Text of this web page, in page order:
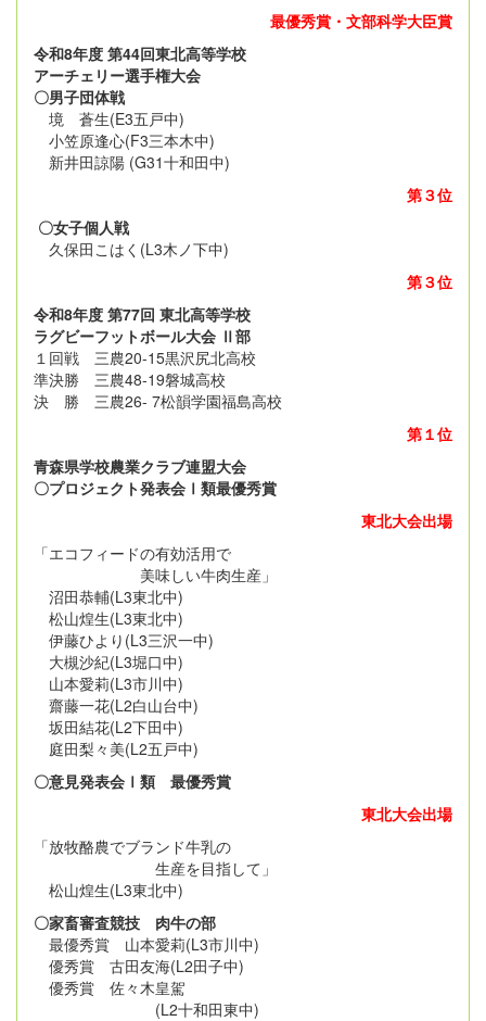
最優秀賞・文部科学大臣賞
令和8年度 第44回東北高等学校
アーチェリー選手権大会
〇男子団体戦
境 蒼生(E3五戸中)
小笠原逢心(F3三本木中)
新井田諒陽 (G31十和田中)
第３位
〇女子個人戦
久保田こはく(L3木ノ下中)
第３位
令和8年度 第77回 東北高等学校
ラグビーフットボール大会 Ⅱ部
１回戦 三農20-15黒沢尻北高校
準決勝 三農48-19磐城高校
決 勝 三農26- 7松韻学園福島高校
第１位
青森県学校農業クラブ連盟大会
〇プロジェクト発表会Ⅰ類最優秀賞
東北大会出場
「エコフィードの有効活用で
美味しい牛肉生産」
沼田恭輔(L3東北中)
松山煌生(L3東北中)
伊藤ひより(L3三沢一中)
大槻沙紀(L3堀口中)
山本愛莉(L3市川中)
齋藤一花(L2白山台中)
坂田結花(L2下田中)
庭田梨々美(L2五戸中)
〇意見発表会Ⅰ類 最優秀賞
東北大会出場
「放牧酪農でブランド牛乳の
生産を目指して」
松山煌生(L3東北中)
〇家畜審査競技 肉牛の部
最優秀賞 山本愛莉(L3市川中)
優秀賞 古田友海(L2田子中)
優秀賞 佐々木皇駕
(L2十和田東中)